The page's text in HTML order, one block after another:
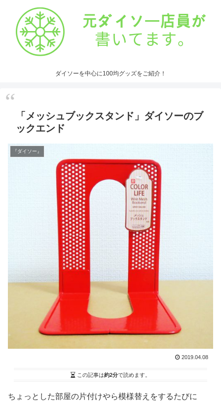
ダイソーを中心に100均グッズをご紹介！
「メッシュブックスタンド」ダイソーのブ
ックエンド
『ダイソー』
2019.04.08
この記事は約2分で読めます。
ちょっとした部屋の片付けやら模様替えをするたびに